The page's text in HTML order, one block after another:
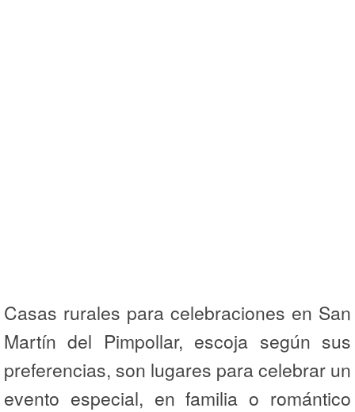
Casas rurales para celebraciones en San
Martín del Pimpollar, escoja según sus
preferencias, son lugares para celebrar un
evento especial, en familia o romántico